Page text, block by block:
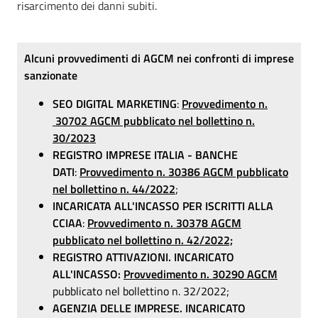
risarcimento dei danni subiti.
Alcuni provvedimenti di AGCM nei confronti di imprese
sanzionate
SEO DIGITAL MARKETING: Provvedimento n.
30702 AGCM pubblicato nel bollettino n.
30/2023
REGISTRO IMPRESE ITALIA - BANCHE
DATI: Provvedimento n. 30386 AGCM pubblicato
nel bollettino n. 44/2022;
INCARICATA ALL'INCASSO PER ISCRITTI ALLA
CCIAA: Provvedimento n. 30378 AGCM
pubblicato nel bollettino n. 42/2022;
REGISTRO ATTIVAZIONI. INCARICATO
ALL'INCASSO: Provvedimento n. 30290 AGCM
pubblicato nel bollettino n. 32/2022;
AGENZIA DELLE IMPRESE. INCARICATO